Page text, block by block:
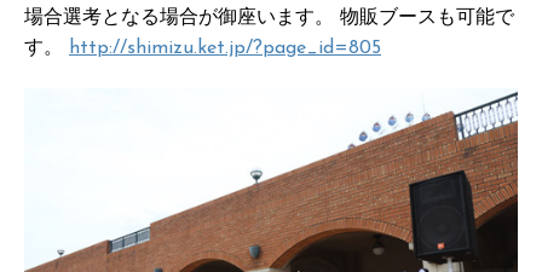
場合選考となる場合が御座います。 物販ブースも可能で
す。
http://shimizu.ket.jp/?page_id=805